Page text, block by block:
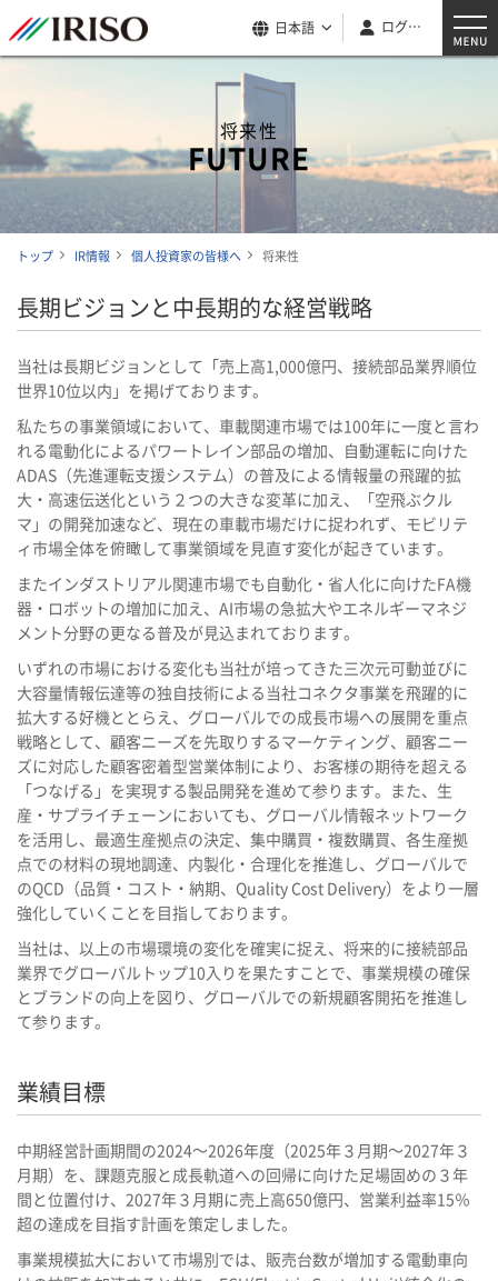
日本語 ログイン
将来性
FUTURE
トップ IR情報 個人投資家の皆様へ 将来性
長期ビジョンと中長期的な経営戦略
当社は長期ビジョンとして「売上高1,000億円、接続部品業界順位
世界10位以内」を掲げております。
私たちの事業領域において、車載関連市場では100年に一度と言わ
れる電動化によるパワートレイン部品の増加、自動運転に向けた
ADAS（先進運転支援システム）の普及による情報量の飛躍的拡
大・高速伝送化という２つの大きな変革に加え、「空飛ぶクル
マ」の開発加速など、現在の車載市場だけに捉われず、モビリテ
ィ市場全体を俯瞰して事業領域を見直す変化が起きています。
またインダストリアル関連市場でも自動化・省人化に向けたFA機
器・ロボットの増加に加え、AI市場の急拡大やエネルギーマネジ
メント分野の更なる普及が見込まれております。
いずれの市場における変化も当社が培ってきた三次元可動並びに
大容量情報伝達等の独自技術による当社コネクタ事業を飛躍的に
拡大する好機ととらえ、グローバルでの成長市場への展開を重点
戦略として、顧客ニーズを先取りするマーケティング、顧客ニー
ズに対応した顧客密着型営業体制により、お客様の期待を超える
「つなげる」を実現する製品開発を進めて参ります。また、生
産・サプライチェーンにおいても、グローバル情報ネットワーク
を活用し、最適生産拠点の決定、集中購買・複数購買、各生産拠
点での材料の現地調達、内製化・合理化を推進し、グローバルで
のQCD（品質・コスト・納期、Quality Cost Delivery）をより一層
強化していくことを目指しております。
当社は、以上の市場環境の変化を確実に捉え、将来的に接続部品
業界でグローバルトップ10入りを果たすことで、事業規模の確保
とブランドの向上を図り、グローバルでの新規顧客開拓を推進し
て参ります。
業績目標
中期経営計画期間の2024～2026年度（2025年３月期～2027年３
月期）を、課題克服と成長軌道への回帰に向けた足場固めの３年
間と位置付け、2027年３月期に売上高650億円、営業利益率15％
超の達成を目指す計画を策定しました。
事業規模拡大において市場別では、販売台数が増加する電動車向